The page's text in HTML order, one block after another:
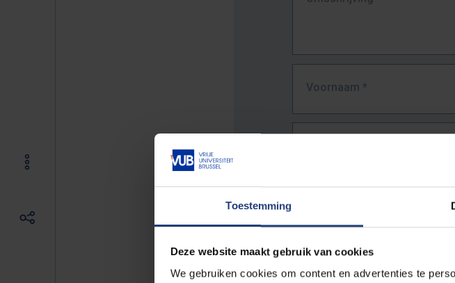
Toestemming
Deze website maakt gebruik van cookies
We gebruiken cookies om content en advertenties te
Voornaam *
URL*